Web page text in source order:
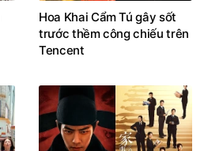
Hoa Khai Cẩm Tú gây sốt
trước thềm công chiếu trên
Tencent